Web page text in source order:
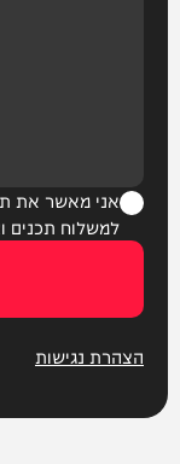
אני מאשר את
למשלוח תכנים
הצהרת נגישות